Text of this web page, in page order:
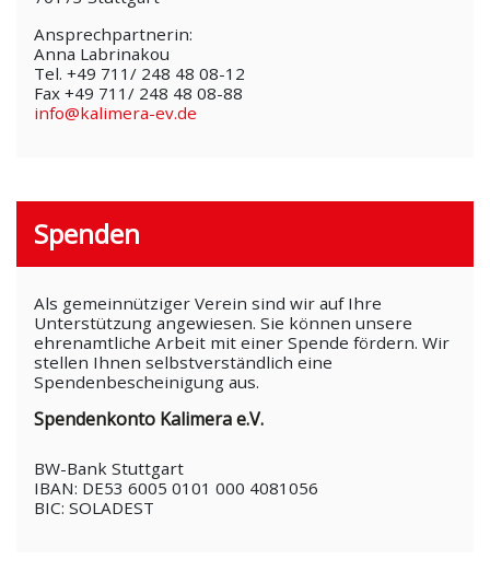
Ansprechpartnerin:
Anna Labrinakou
Tel. +49 711/ 248 48 08-12
Fax +49 711/ 248 48 08-88
info@kalimera-ev.de
Spenden
Als gemeinnütziger Verein sind wir auf Ihre
Unterstützung angewiesen. Sie können unsere
ehrenamtliche Arbeit mit einer Spende fördern. Wir
stellen Ihnen selbstverständlich eine
Spendenbescheinigung aus.
Spendenkonto Kalimera e.V.
BW-Bank Stuttgart
IBAN: DE53 6005 0101 000 4081056
BIC: SOLADEST